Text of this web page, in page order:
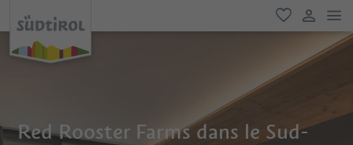
favori
lien
Red Rooster Farms dans le Sud-